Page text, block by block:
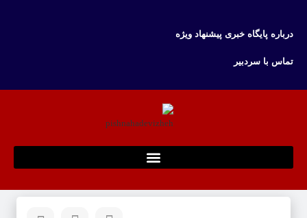
درباره پایگاه خبری پیشنهاد ویژه
تماس با سردبیر